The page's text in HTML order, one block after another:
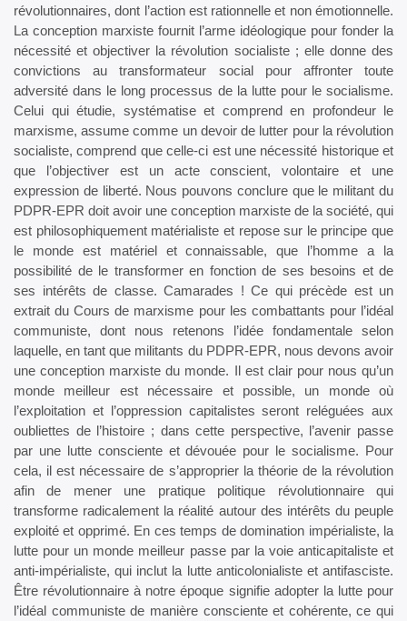
révolutionnaires, dont l’action est rationnelle et non émotionnelle.
La conception marxiste fournit l’arme idéologique pour fonder la
nécessité et objectiver la révolution socialiste ; elle donne des
convictions au transformateur social pour affronter toute
adversité dans le long processus de la lutte pour le socialisme.
Celui qui étudie, systématise et comprend en profondeur le
marxisme, assume comme un devoir de lutter pour la révolution
socialiste, comprend que celle-ci est une nécessité historique et
que l’objectiver est un acte conscient, volontaire et une
expression de liberté. Nous pouvons conclure que le militant du
PDPR-EPR doit avoir une conception marxiste de la société, qui
est philosophiquement matérialiste et repose sur le principe que
le monde est matériel et connaissable, que l’homme a la
possibilité de le transformer en fonction de ses besoins et de
ses intérêts de classe. Camarades ! Ce qui précède est un
extrait du Cours de marxisme pour les combattants pour l’idéal
communiste, dont nous retenons l’idée fondamentale selon
laquelle, en tant que militants du PDPR-EPR, nous devons avoir
une conception marxiste du monde. Il est clair pour nous qu’un
monde meilleur est nécessaire et possible, un monde où
l’exploitation et l’oppression capitalistes seront reléguées aux
oubliettes de l’histoire ; dans cette perspective, l’avenir passe
par une lutte consciente et dévouée pour le socialisme. Pour
cela, il est nécessaire de s’approprier la théorie de la révolution
afin de mener une pratique politique révolutionnaire qui
transforme radicalement la réalité autour des intérêts du peuple
exploité et opprimé. En ces temps de domination impérialiste, la
lutte pour un monde meilleur passe par la voie anticapitaliste et
anti-impérialiste, qui inclut la lutte anticolonialiste et antifasciste.
Être révolutionnaire à notre époque signifie adopter la lutte pour
l’idéal communiste de manière consciente et cohérente, ce qui